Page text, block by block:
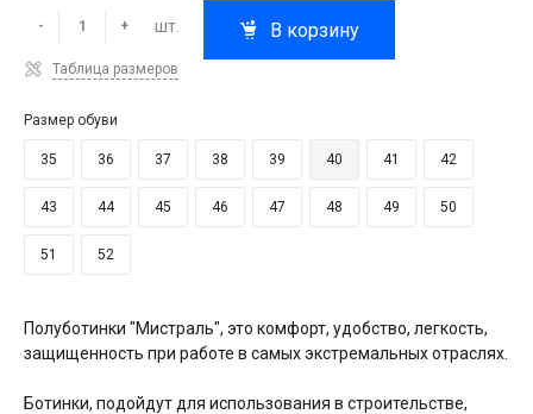
- + шт. В корзину
Таблица размеров
Размер обуви
35 36 37 38 39 40 41 42
43 44 45 46 47 48 49 50
51 52
Полуботинки "Мистраль", это комфорт, удобство, легкость,
защищенность при работе в самых экстремальных отраслях.
Ботинки, подойдут для использования в строительстве,